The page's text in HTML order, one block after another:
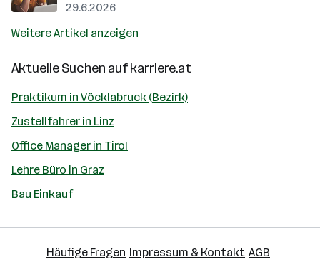
29.6.2026
Weitere Artikel anzeigen
Aktuelle Suchen aufkarriere.at
Praktikum in Vöcklabruck (Bezirk)
Zustellfahrer in Linz
Office Manager in Tirol
Lehre Büro in Graz
Bau Einkauf
Häufige Fragen Impressum & Kontakt AGB